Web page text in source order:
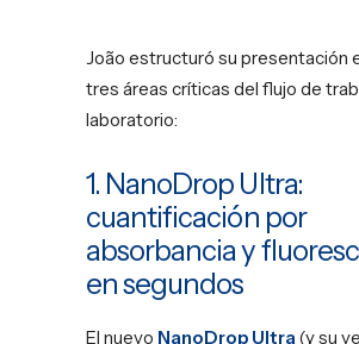
João estructuró su presentación
tres áreas críticas del flujo de
laboratorio:
1. NanoDrop Ultra:
cuantificación por
absorbancia y
en segundos
El nuevo NanoDrop Ultra (y su